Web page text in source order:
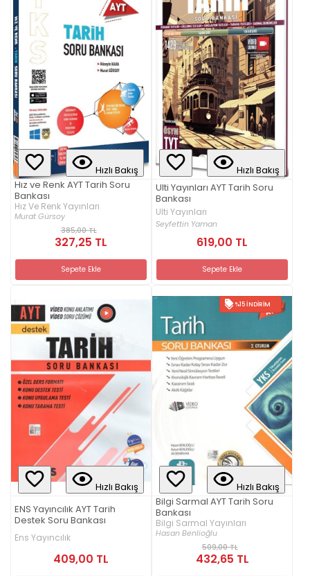
Hızlı Bakış
Hız ve Renk AYT Tarih Soru
Bankası
Hız Ve Renk Yayınları
Murat Gürsoy
385,00 TL
327,25 TL
Sepete Ekle
Hızlı Bakış
Ulti Yayınları AYT Tarih Soru
Bankası
Ulti Yayınları
Seyfettin Yaman
619,00 TL
Sepete Ekle
Hızlı Bakış
ENS Yayıncılık AYT Tarih
Destek Soru Bankası
Ens Yayıncılık
409,00 TL
%15 İNDIRIM
Hızlı Bakış
Bilgi Sarmal AYT Tarih Soru
Bankası
Bilgi Sarmal Yayınları
Hasan Benlioğlu
509,00 TL
432,65 TL